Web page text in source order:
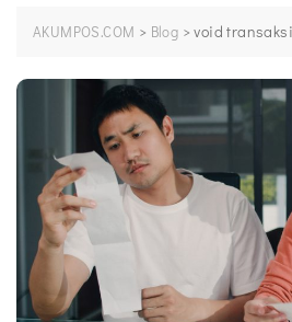
AKUMPOS.COM > Blog >void